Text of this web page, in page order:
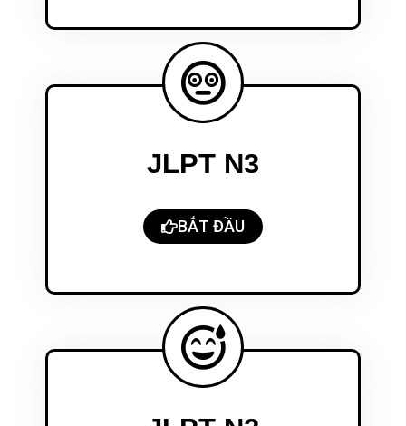
JLPT N3
BẮT ĐẦU